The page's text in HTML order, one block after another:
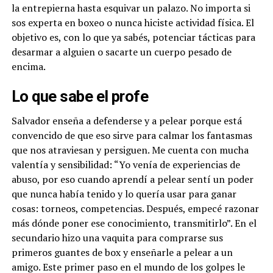
la entrepierna hasta esquivar un palazo. No importa si
sos experta en boxeo o nunca hiciste actividad física. El
objetivo es, con lo que ya sabés, potenciar tácticas para
desarmar a alguien o sacarte un cuerpo pesado de
encima.
Lo que sabe el profe
Salvador enseña a defenderse y a pelear porque está
convencido de que eso sirve para calmar los fantasmas
que nos atraviesan y persiguen. Me cuenta con mucha
valentía y sensibilidad: “Yo venía de experiencias de
abuso, por eso cuando aprendí a pelear sentí un poder
que nunca había tenido y lo quería usar para ganar
cosas: torneos, competencias. Después, empecé razonar
más dónde poner ese conocimiento, transmitirlo”. En el
secundario hizo una vaquita para comprarse sus
primeros guantes de box y enseñarle a pelear a un
amigo. Este primer paso en el mundo de los golpes le